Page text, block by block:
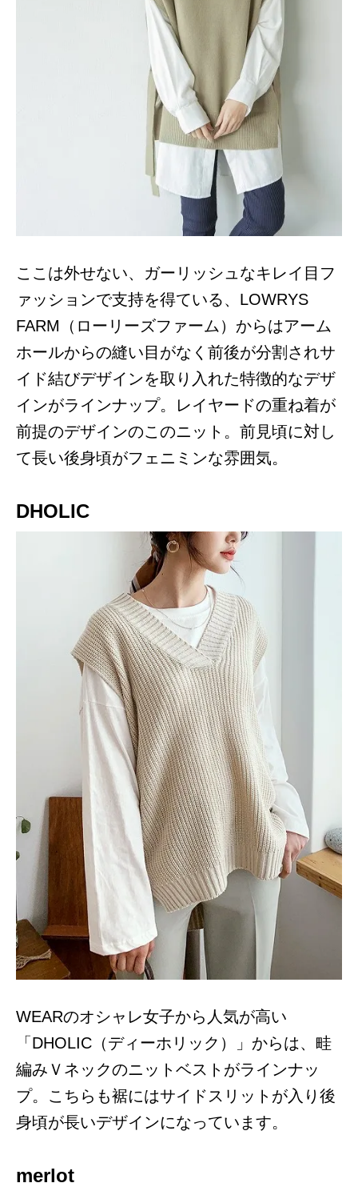
ここは外せない、ガーリッシュなキレイ目フ
ァッションで支持を得ている、LOWRYS
FARM（ローリーズファーム）からはアーム
ホールからの縫い目がなく前後が分割されサ
イド結びデザインを取り入れた特徴的なデザ
インがラインナップ。レイヤードの重ね着が
前提のデザインのこのニット。前見頃に対し
て長い後身頃がフェニミンな雰囲気。
DHOLIC
WEARのオシャレ女子から人気が高い
「DHOLIC（ディーホリック）」からは、畦
編みＶネックのニットベストがラインナッ
プ。こちらも裾にはサイドスリットが入り後
身頃が長いデザインになっています。
merlot